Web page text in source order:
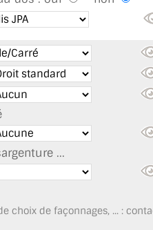
...
choix de façonnages, ... :